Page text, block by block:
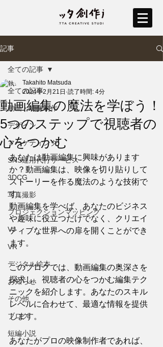
記事
全ての記事
動画・映像制作
デザイン
マーケティング
SNS運用代行サービス
3DCG
写真撮影
プロジェクションマッピング
VJ
VR
デジタル絵本
お知らせ
その他
ブログ
短編小説
全ての記事
動画編集の魔法を学ぼう！
5つのステップで視聴者の
心をつかむ
Takahito Matsuda
2024年2月21日 読了時間: 4分
あなたは動画編集に興味があります
か？動画編集は、映像を切り貼りして
ストーリーを作る魔法のような技術で
す。
動画編集を学べば、あなたのビジネス
や趣味に役立つだけでなく、クリエイ
ティブな世界への扉を開くことができ
ます。
このブログでは、動画編集の奥深さを
探求し、視聴者の心をつかむ編集テク
ニックを紹介します。あなたのスキル
レベルに合わせて、最適な情報を提供
します。
あなたがプロの映像制作者であれば、